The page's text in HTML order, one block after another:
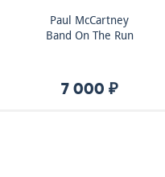
Paul McCartney
Band On The Run
7 000 ₽